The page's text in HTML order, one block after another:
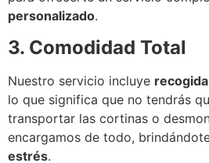
personalizado.
3. Comodidad Total
Nuestro servicio incluye
lo que significa que no tendrás
transportar las cortinas o
encargamos de todo,
estrés.